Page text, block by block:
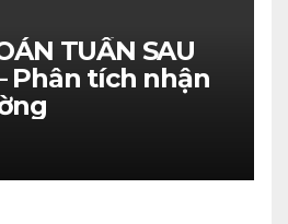
TUẦN SAU
Phân tích nhận